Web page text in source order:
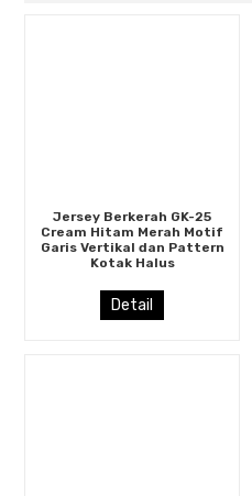
Jersey Berkerah GK-25
Cream Hitam Merah Motif
Garis Vertikal dan Pattern
Kotak Halus
Detail